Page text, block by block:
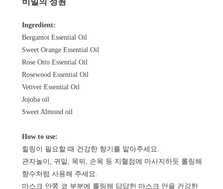
Ingredient:
Bergamot Essential Oil
Sweet Orange Essential Oil
Rose Otto Essential Oil
Rosewood Essential Oil
Vetiver Essential Oil
Jojoba oil
Sweet Almond oil
How to use:
힐링이 필요할 때 건강한 향기를 맡아주세요.
관자놀이, 귀밑, 목뒤, 손목 등 지혈점에 마사지하듯 롤링해
향수처럼 사용해 주세요.
마스크 안쪽 코 부분에 롤링해 답답한 마스크 안을 건강한